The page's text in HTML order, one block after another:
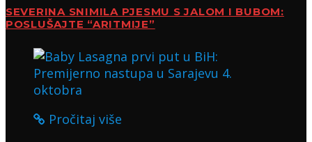
SEVERINA SNIMILA PJESMU S JALOM I BUBOM:
POSLUŠAJTE “ARITMIJE”
Pročitaj više